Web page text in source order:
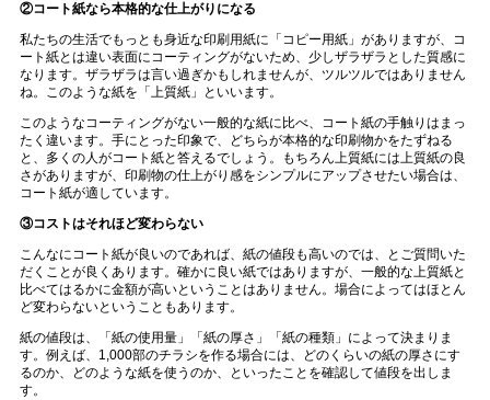
②コート紙なら本格的な仕上がりになる
私たちの生活でもっとも身近な印刷用紙に「コピー用紙」がありますが、コ
ート紙とは違い表面にコーティングがないため、少しザラザラとした質感に
なります。ザラザラは言い過ぎかもしれませんが、ツルツルではありません
ね。このような紙を「上質紙」といいます。
このようなコーティングがない一般的な紙に比べ、コート紙の手触りはまっ
たく違います。手にとった印象で、どちらが本格的な印刷物かをたずねる
と、多くの人がコート紙と答えるでしょう。もちろん上質紙には上質紙の良
さがありますが、印刷物の仕上がり感をシンプルにアップさせたい場合は、
コート紙が適しています。
③コストはそれほど変わらない
こんなにコート紙が良いのであれば、紙の値段も高いのでは、とご質問いた
だくことが良くあります。確かに良い紙ではありますが、一般的な上質紙と
比べてはるかに金額が高いということはありません。場合によってはほとん
ど変わらないということもあります。
紙の値段は、「紙の使用量」「紙の厚さ」「紙の種類」によって決まりま
す。例えば、
1,000部のチラシを作る場合には、どのくらいの紙の厚さにす
るのか、どのような紙を使うのか、といったことを確認して値段を出しま
す。